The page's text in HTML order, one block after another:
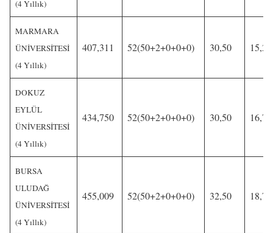
(4 Yıllık)
MARMARA
ÜNİVERSİTESİ
(4 Yıllık)
407,311 52(50+2+0+0+0) 30,50 15,25
DOKUZ
EYLÜL
ÜNİVERSİTESİ
(4 Yıllık)
434,750 52(50+2+0+0+0) 30,50 16,75
BURSA
ULUDAĞ
ÜNİVERSİTESİ
(4 Yıllık)
455,009 52(50+2+0+0+0) 32,50 18,75